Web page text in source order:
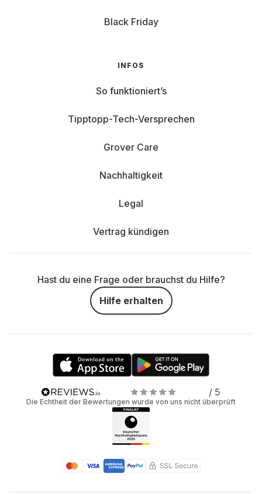
Black Friday
INFOS
So funktioniert’s
Tipptopp-Tech-Versprechen
Grover Care
Nachhaltigkeit
Legal
Vertrag kündigen
Hast du eine Frage oder brauchst du Hilfe?
Hilfe erhalten
/ 5
Die Echtheit der Bewertungen wurde von uns nicht überprüft